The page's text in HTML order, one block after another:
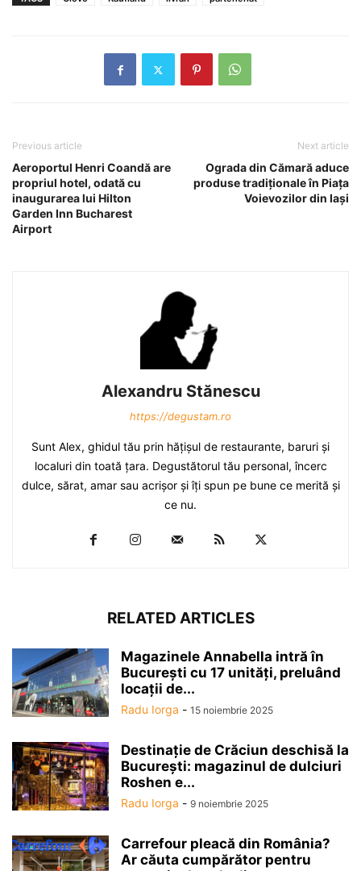
Previous article
Aeroportul Henri Coandă are
propriul hotel, odată cu
inaugurarea lui Hilton
Garden Inn Bucharest
Airport
Next article
Ograda din Cămară aduce
produse tradiţionale în Piaţa
Voievozilor din Iaşi
Alexandru Stănescu
https://degustam.ro
Sunt Alex, ghidul tău prin hăţişul de restaurante, baruri şi
localuri din toată ţara. Degustătorul tău personal, încerc
dulce, sărat, amar sau acrişor şi îţi spun pe bune ce merită şi
ce nu.
RELATED ARTICLES
Magazinele Annabella intră în
Bucureşti cu 17 unităţi, preluând
locaţii de...
Radu Iorga - 15 noiembrie 2025
Destinaţie de Crăciun deschisă la
Bucureşti: magazinul de dulciuri
Roshen e...
Radu Iorga - 9 noiembrie 2025
Carrefour pleacă din România?
Ar căuta cumpărător pentru